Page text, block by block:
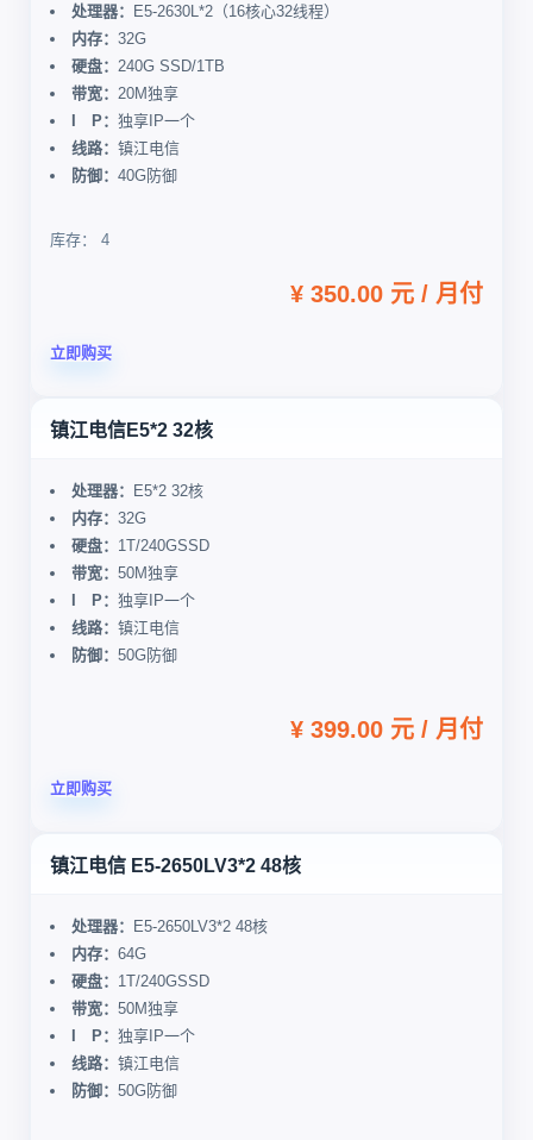
处理器：
E5-2630L*2（16核心32线程）
内存： 32G
硬盘： 240G SSD/1TB
带宽： 20M独享
I P： 独享IP一个
线路： 镇江电信
防御： 40G防御
库存： 4
¥ 350.00 元 / 月付
立即购买
镇江电信E5*2 32核
处理器：
E5*2 32核
内存： 32G
硬盘： 1T/240GSSD
带宽： 50M独享
I P： 独享IP一个
线路： 镇江电信
防御： 50G防御
¥ 399.00 元 / 月付
立即购买
镇江电信 E5-2650LV3*2 48核
处理器：
E5-2650LV3*2 48核
内存： 64G
硬盘： 1T/240GSSD
带宽： 50M独享
I P： 独享IP一个
线路： 镇江电信
防御： 50G防御